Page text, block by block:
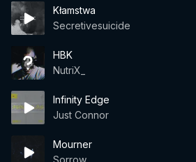
Kłamstwa
Secretivesuicide
HBK
NutriX_
Infinity Edge
Just Connor
Mourner
Sorrow